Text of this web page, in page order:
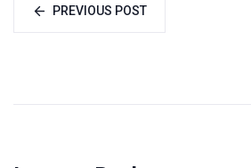
PREVIOUS POST